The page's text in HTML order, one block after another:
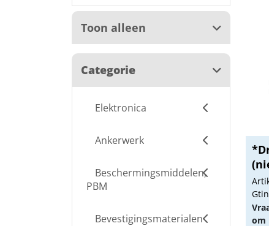
Toon alleen
Categorie
Elektronica
Ankerwerk
Beschermingsmiddelen,
PBM
Bevestigingsmaterialen
om